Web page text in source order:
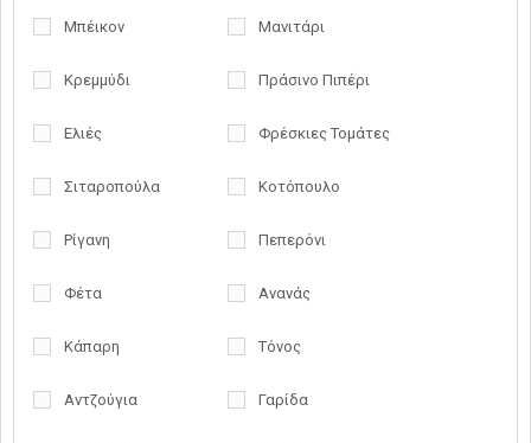
Μπέικον Μανιτάρι
Κρεμμύδι Πράσινο Πιπέρι
Ελιές Φρέσκιες Τομάτες
Σιταροπούλα Κοτόπουλο
Ρίγανη Πεπερόνι
Φέτα Ανανάς
Κάπαρη Τόνος
Αντζούγια Γαρίδα